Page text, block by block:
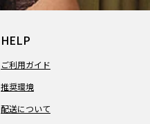
HELP
ご利用ガイド
推奨環境
配送について